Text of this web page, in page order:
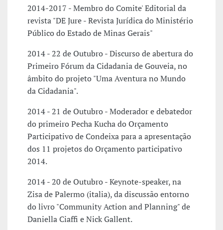
2014-2017 - Membro do Comite' Editorial da
revista "DE Jure - Revista Jurídica do Ministério
Público do Estado de Minas Gerais"
2014 - 22 de Outubro - Discurso de abertura do
Primeiro Fórum da Cidadania de Gouveia, no
âmbito do projeto "Uma Aventura no Mundo
da Cidadania".
2014 - 21 de Outubro - Moderador e debatedor
do primeiro Pecha Kucha do Orçamento
Participativo de Condeixa para a apresentação
dos 11 projetos do Orçamento participativo
2014.
2014 - 20 de Outubro - Keynote-speaker, na
Zisa de Palermo (italia), da discussão entorno
do livro "Community Action and Planning" de
Daniella Ciaffi e Nick Gallent.